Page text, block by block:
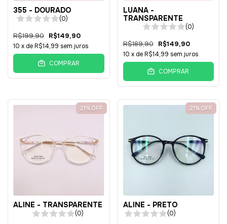
355 - DOURADO
(0)
R$199,90 R$149,90
10 x deR$14,99 sem juros
COMPRAR
LUANA -
TRANSPARENTE
(0)
R$189,90 R$149,90
10 x deR$14,99 sem juros
COMPRAR
21% OFF
ALINE - TRANSPARENTE
(0)
21% OFF
ALINE - PRETO
(0)